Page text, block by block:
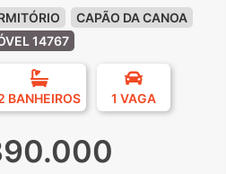
CAPÃO DA CANOA
14767
BANHEIROS 1 VAGA